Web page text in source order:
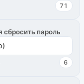
71
сбросить пароль
6